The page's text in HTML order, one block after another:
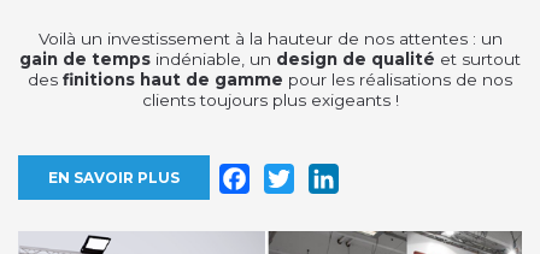
Voilà un investissement à la hauteur de nos attentes : un
gain de temps indéniable, un design de qualité et surtout
des finitions haut de gamme pour les réalisations de nos
clients toujours plus exigeants !
EN SAVOIR PLUS Facebook
Twitter